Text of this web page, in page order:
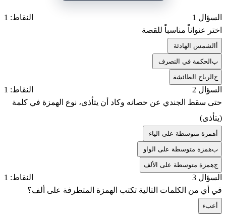
السؤال 1
النقاط: 1
اختر عنواناً مناسباً للقصة
الشمس الهادئة
بالحكمة في التصرف
جالرياح الطائشة
السؤال 2
النقاط: 1
حتى سقط الجندي عن حصانه وكاد أن يتأذى، نوع الهمزة في كلمة
(يتأذى)
همزة متوسطة على الياء
بهمزة متوسطة على الواو
جهمزة متوسطة على الألف
السؤال 3
النقاط: 1
في أي من الكلمات التالية تكتب الهمزة المتطرفة على ألف؟
عبء